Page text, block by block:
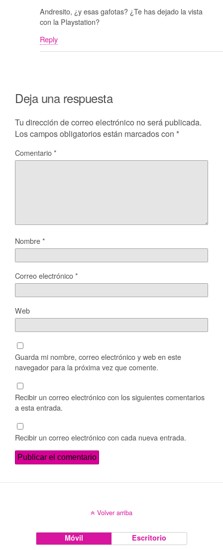
Andresito, ¿y esas gafotas? ¿Te has dejado la vista
con la Playstation?
Reply
Deja una respuesta
Tu dirección de correo electrónico no será publicada.
Los campos obligatorios están marcados con *
Comentario*
Nombre*
Correo electrónico*
Web
Guarda mi nombre, correo electrónico y web en este
navegador para la próxima vez que comente.
Recibir un correo electrónico con los siguientes comentarios
a esta entrada.
Recibir un correo electrónico con cada nueva entrada.
Volver arriba
Móvil Escritorio